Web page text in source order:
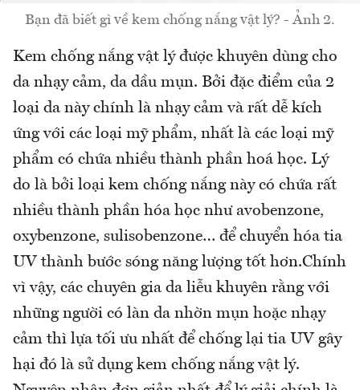
Bạn đã biết gì về kem chống nắng vật lý? - Ảnh 2.
Kem chống nắng vật lý được khuyên dùng cho
da nhạy cảm, da dầu mụn. Bởi đặc điểm của 2
loại da này chính là nhạy cảm và rất dễ kích
ứng với các loại mỹ phẩm, nhất là các loại mỹ
phẩm có chứa nhiều thành phần hoá học. Lý
do là bởi loại kem chống nắng này có chứa rất
nhiều thành phần hóa học như avobenzone,
oxybenzone, sulisobenzone… để chuyển hóa tia
UV thành bước sóng năng lượng tốt hơn.Chính
vì vậy, các chuyên gia da liễu khuyên rằng với
những người có làn da nhờn mụn hoặc nhạy
cảm thì lựa tối ưu nhất để chống lại tia UV gây
hại đó là sử dụng kem chống nắng vật lý.